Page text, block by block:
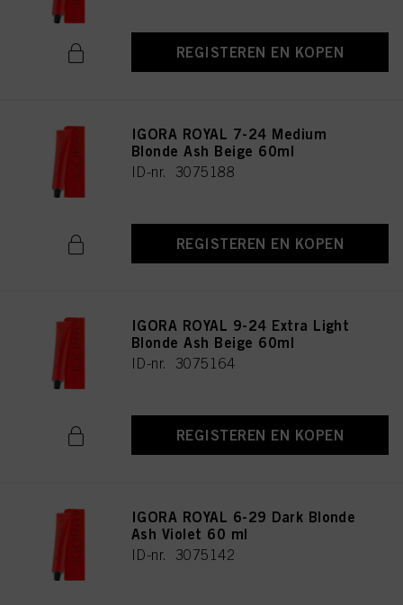
REGISTEREN EN KOPEN
IGORA ROYAL 7-24 Medium
Blonde Ash Beige 60ml
ID-nr. 3075188
REGISTEREN EN KOPEN
IGORA ROYAL 9-24 Extra Light
Blonde Ash Beige 60ml
ID-nr. 3075164
REGISTEREN EN KOPEN
IGORA ROYAL 6-29 Dark Blonde
Ash Violet 60 ml
ID-nr. 3075142